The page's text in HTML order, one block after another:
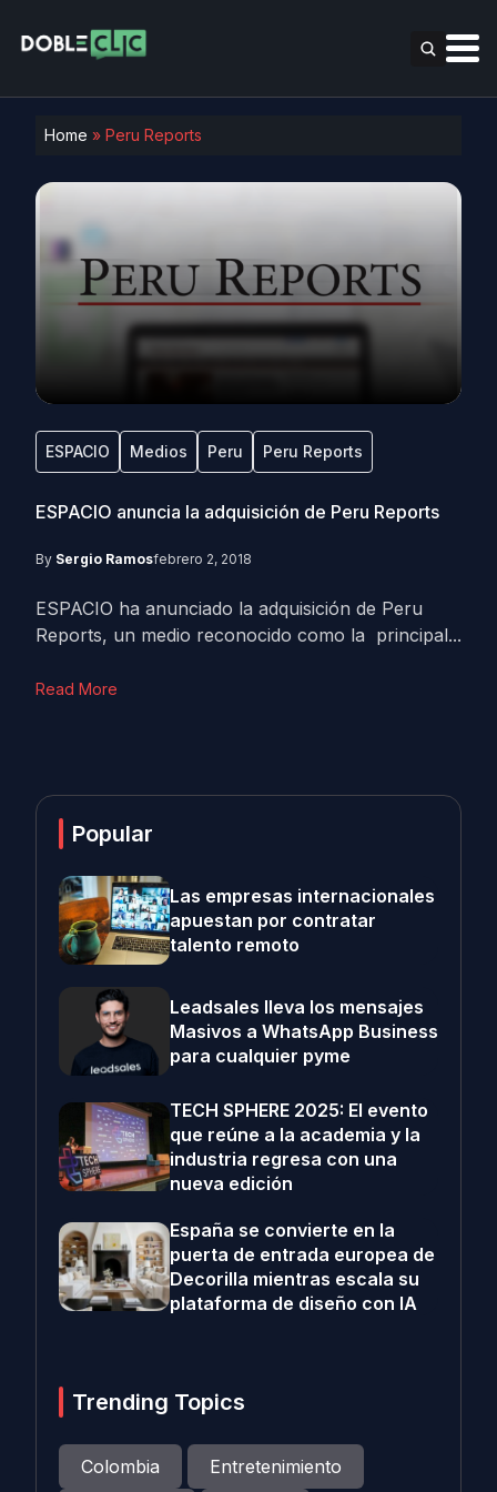
Home » Peru Reports
ESPACIO Medios Peru Peru Reports
ESPACIO anuncia la adquisición de Peru Reports
By Sergio Ramosfebrero 2, 2018
ESPACIO ha anunciado la adquisición de Peru
Reports, un medio reconocido como la principal...
Read More
Popular
Las empresas internacionales
apuestan por contratar
talento remoto
Leadsales lleva los mensajes
Masivos a WhatsApp Business
para cualquier pyme
TECH SPHERE 2025: El evento
que reúne a la academia y la
industria regresa con una
nueva edición
España se convierte en la
puerta de entrada europea de
Decorilla mientras escala su
plataforma de diseño con IA
Trending Topics
Colombia Entretenimiento